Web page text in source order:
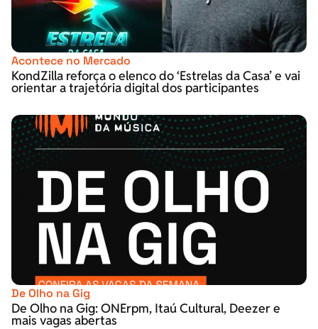
Acontece no Mercado
KondZilla reforça o elenco do ‘Estrelas da Casa’ e vai
orientar a trajetória digital dos participantes
De Olho na Gig
De Olho na Gig: ONErpm, Itaú Cultural, Deezer e
mais vagas abertas